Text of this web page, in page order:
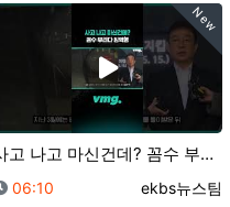
New
사고 나고 마신건데? 꼼수 부리다 징역행 / 비디오머그…
등록일
06:10 등록자
ekbs뉴스팀